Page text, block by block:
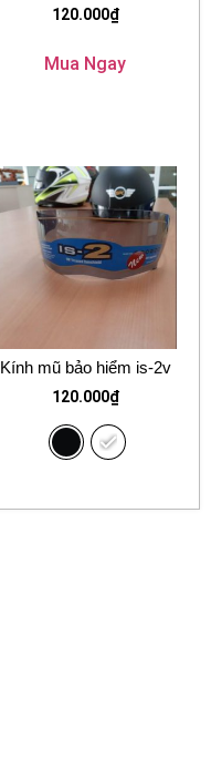
120.000₫
Mua Ngay
Kính mũ bảo hiểm is-2v
120.000₫